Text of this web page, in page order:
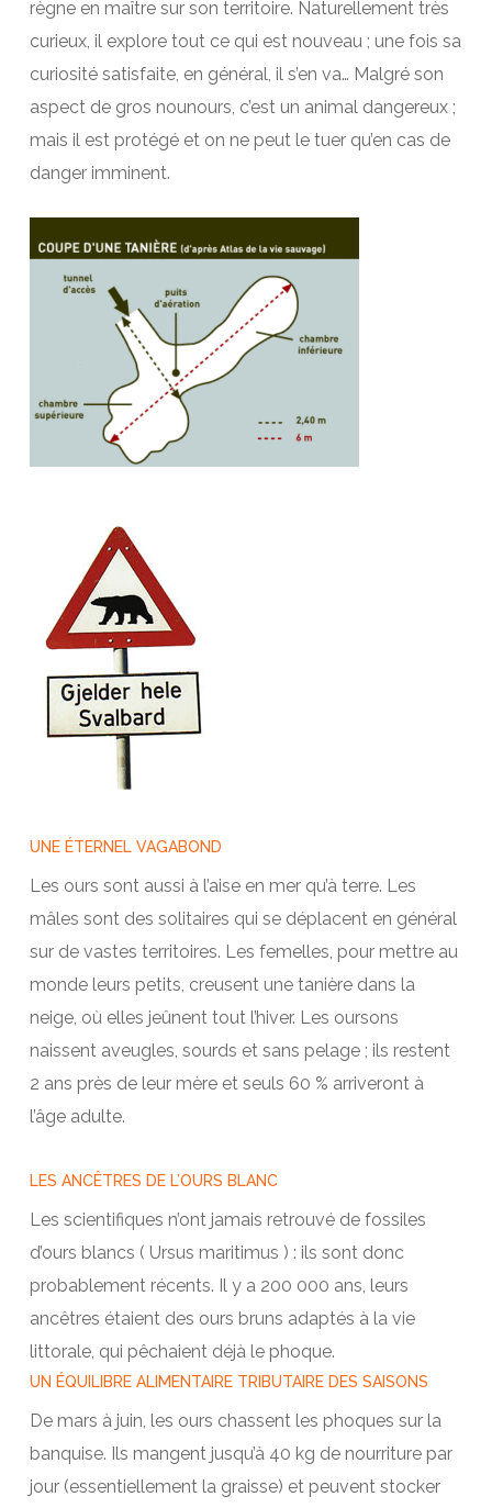
règne en maître sur son territoire. Naturellement très
curieux, il explore tout ce qui est nouveau ; une fois sa
curiosité satisfaite, en général, il s’en va… Malgré son
aspect de gros nounours, c’est un animal dangereux ;
mais il est protégé et on ne peut le tuer qu’en cas de
danger imminent.
UNE ÉTERNEL VAGABOND
Les ours sont aussi à l’aise en mer qu’à terre. Les
mâles sont des solitaires qui se déplacent en général
sur de vastes territoires. Les femelles, pour mettre au
monde leurs petits, creusent une tanière dans la
neige, où elles jeûnent tout l’hiver. Les oursons
naissent aveugles, sourds et sans pelage ; ils restent
2 ans près de leur mère et seuls 60 % arriveront à
l’âge adulte.
LES ANCÊTRES DE L’OURS BLANC
Les scientifiques n’ont jamais retrouvé de fossiles
d’ours blancs ( Ursus maritimus ) : ils sont donc
probablement récents. Il y a 200 000 ans, leurs
ancêtres étaient des ours bruns adaptés à la vie
littorale, qui pêchaient déjà le phoque.
UN ÉQUILIBRE ALIMENTAIRE TRIBUTAIRE DES SAISONS
De mars à juin, les ours chassent les phoques sur la
banquise. Ils mangent jusqu’à 40 kg de nourriture par
jour (essentiellement la graisse) et peuvent stocker